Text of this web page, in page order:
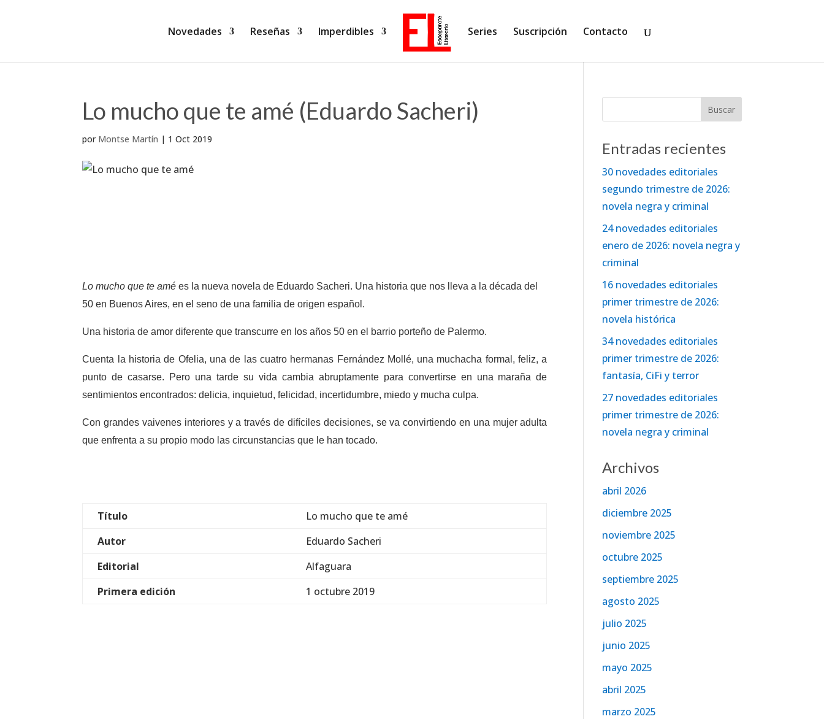
Novedades Reseñas Imperdibles Series Suscripción Contacto
Lo mucho que te amé (Eduardo Sacheri)
por Montse Martín | 1 Oct 2019
Lo mucho que te amé es la nueva novela de Eduardo Sacheri. Una historia que nos lleva a la década del
50 en Buenos Aires, en el seno de una familia de origen español.
Una historia de amor diferente que transcurre en los años 50 en el barrio porteño de Palermo.
Cuenta la historia de Ofelia, una de las cuatro hermanas Fernández Mollé, una muchacha formal, feliz, a
punto de casarse. Pero una tarde su vida cambia abruptamente para convertirse en una maraña de
sentimientos encontrados: delicia, inquietud, felicidad, incertidumbre, miedo y mucha culpa.
Con grandes vaivenes interiores y a través de difíciles decisiones, se va convirtiendo en una mujer adulta
que enfrenta a su propio modo las circunstancias que le han tocado.
Título
Lo mucho que te amé
Autor
Eduardo Sacheri
Editorial
Alfaguara
Primera edición
1 octubre 2019
Entradas recientes
30 novedades editoriales
segundo trimestre de 2026:
novela negra y criminal
24 novedades editoriales
enero de 2026: novela negra y
criminal
16 novedades editoriales
primer trimestre de 2026:
novela histórica
34 novedades editoriales
primer trimestre de 2026:
fantasía, CiFi y terror
27 novedades editoriales
primer trimestre de 2026:
novela negra y criminal
Archivos
abril 2026
diciembre 2025
noviembre 2025
octubre 2025
septiembre 2025
agosto 2025
julio 2025
junio 2025
mayo 2025
abril 2025
marzo 2025